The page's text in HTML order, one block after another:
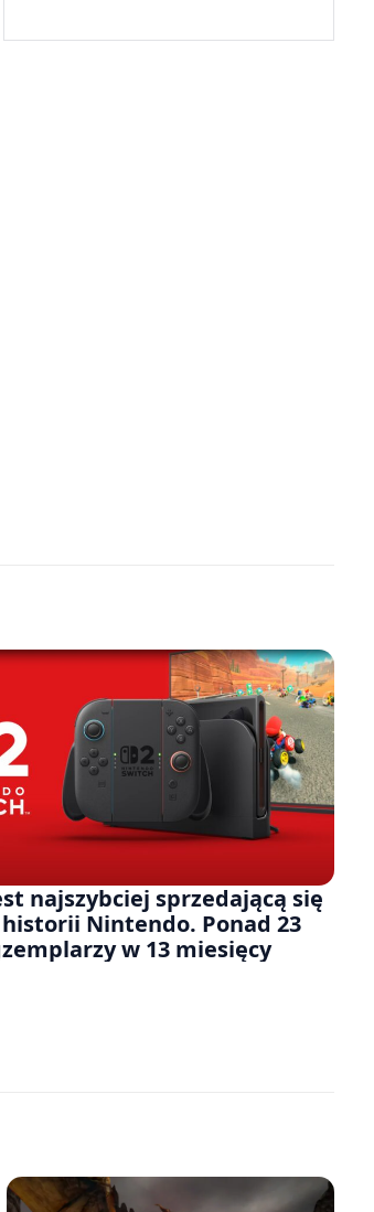
najszybciej sprzedającą się
Nintendo. Ponad 23
w 13 miesięcy